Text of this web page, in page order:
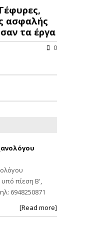
ασφαλής
τα έργα
0
πίεση Β',
6948250871
[Read more]